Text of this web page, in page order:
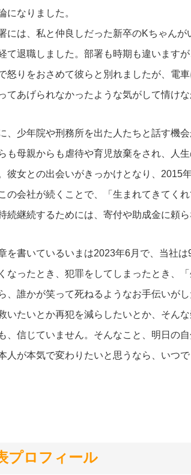
になりました。
には、私と仲良しだった新卒のKちゃん
て退職しました。部署も時期も違います
怒りをおさめて彼らと別れましたが、電
てあげられなかったような気がして情け
、少年院や刑務所を出た人たちと話す機
も母親からも虐待や育児放棄をされ、人
彼女との出会いがきっかけとなり、2015
の会社が続くことで、「生まれてきてく
続継続するためには、寄付や助成金に頼
を書いているいまは2023年6月で、当社は
なったとき、犯罪をしてしまったとき、
、誰かが笑って死ねるようなお手伝いが
いたいとか再犯を減らしたいとか、そん
、信じていません。そんなこと、明日の自
人が本気で変わりたいと思うなら、いつ
プロフィール